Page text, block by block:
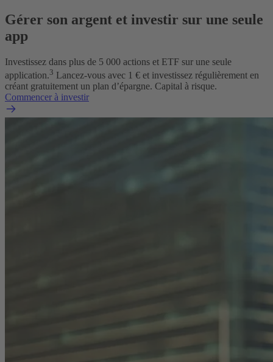
Gérer son argent et investir sur une seule
app
Investissez dans plus de 5 000 actions et ETF sur une seule
application.3 Lancez-vous avec 1 € et investissez régulièrement en
créant gratuitement un plan d’épargne. Capital à risque.
Commencer à investir